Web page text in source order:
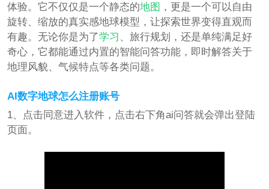
体验。它不仅仅是一个静态的地图 ，更是一个可以自由
旋转、缩放的真实感地球模型，让探索世界变得直观而
有趣。无论你是为了学习 、旅行规划，还是单纯满足好
奇心，它都能通过内置的智能问答功能，即时解答关于
地理风貌、气候特点等各类问题。
AI数字地球怎么注册账号
1、点击同意进入软件，点击右下角ai问答就会弹出登陆
页面。